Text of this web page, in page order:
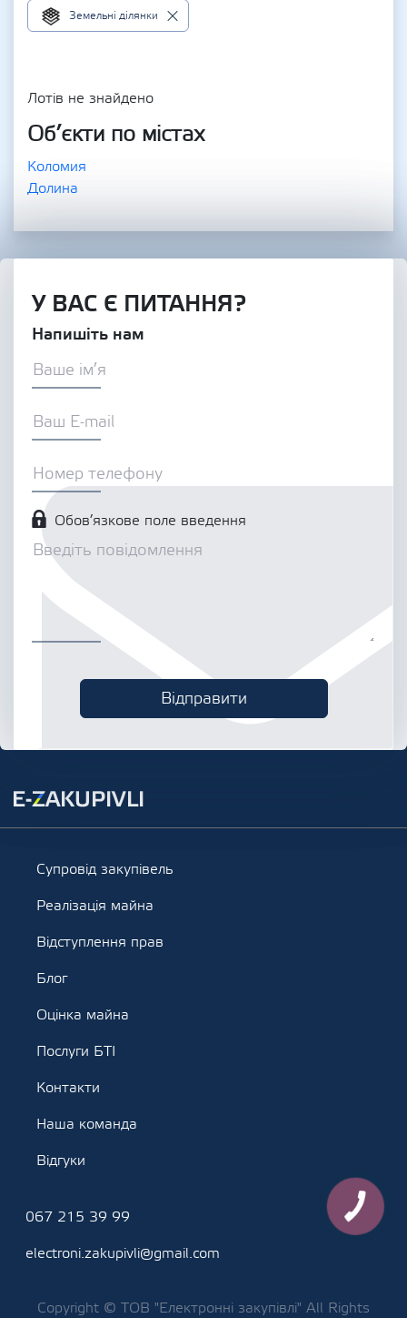
Земельні ділянки
Лотів не знайдено
Об’єкти по містах
Коломия
Долина
У ВАС Є ПИТАННЯ?
Напишіть нам
Обов’язкове поле введення
Супровід закупівель
Реалізація майна
Відступлення прав
Блог
Оцінка майна
Послуги БТІ
Контакти
Наша команда
Відгуки
067 215 39 99
electroni.zakupivli@gmail.com
Copyright © ТОВ "Електронні закупівлі" All Rights
КНОПКА
ЗВ'ЯЗКУ